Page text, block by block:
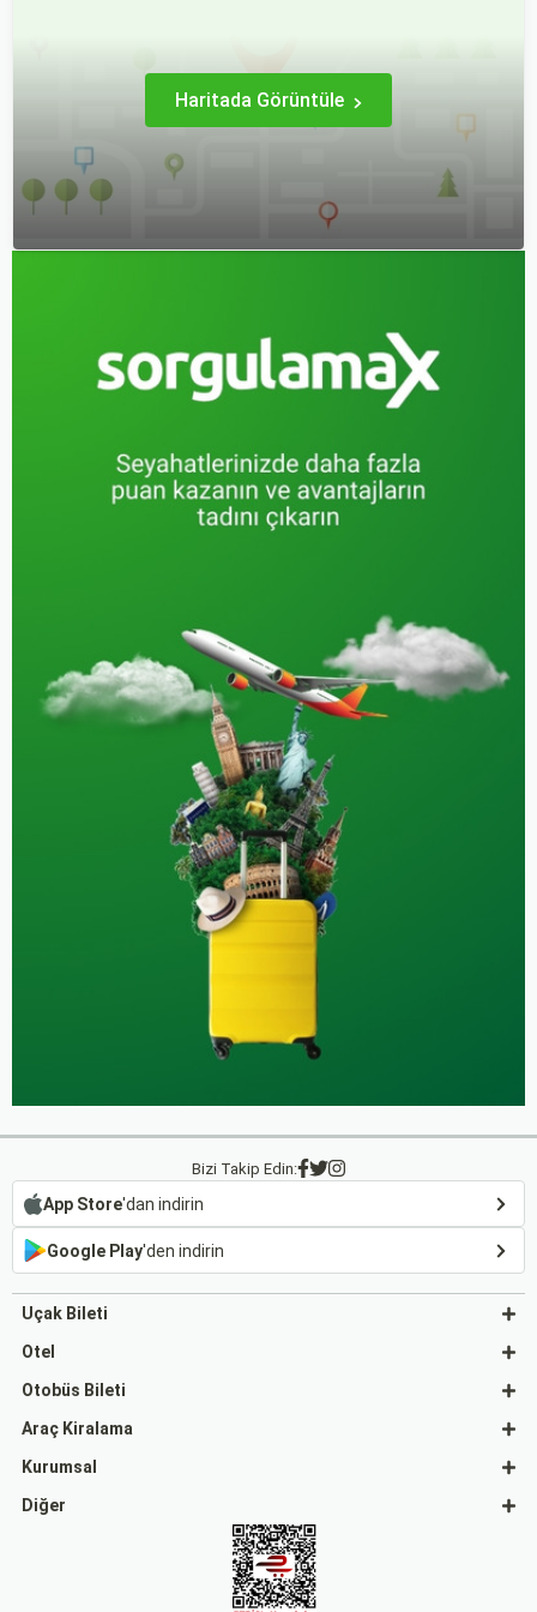
bulacaksınız.
Haritada Görüntüle
Bizi Takip Edin:
App Store'dan indirin
Google Play'den indirin
Uçak Bileti
Otel
Otobüs Bileti
Araç Kiralama
Kurumsal
Diğer